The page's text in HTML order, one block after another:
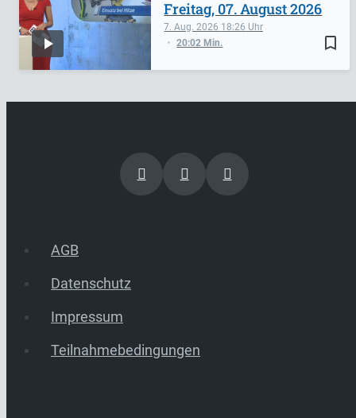
bookmark_border
7. Aug. 2026 18:26
20:02 Min.
Freitag, 07. August 2026
AGB
Datenschutz
Impressum
Teilnahmebedingungen